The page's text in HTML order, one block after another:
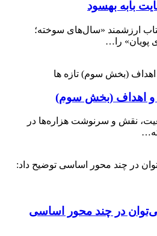
بابه بهسود
ارزشمند «سال‌های سوخته؛
پویان» را…
تازه ها
اهداف (بخش سوم)
نقش و سرنوشت هزاره‌ها در
در چند محور اساسی